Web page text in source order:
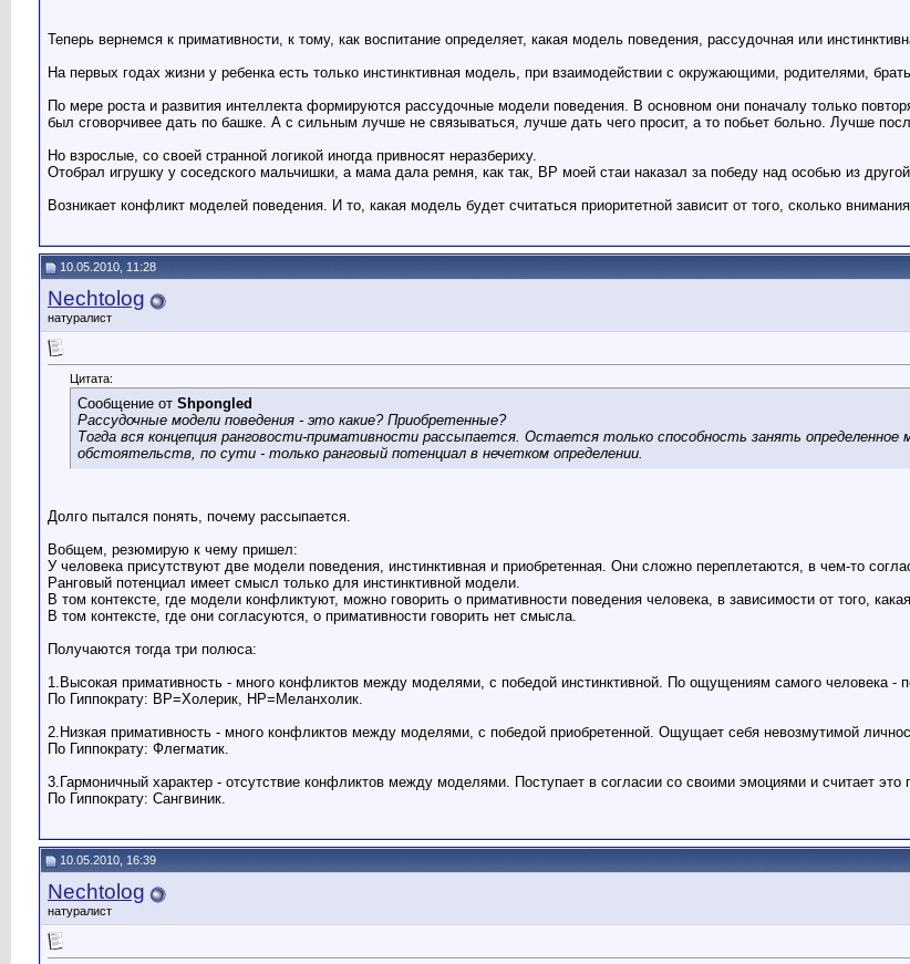
Теперь вернемся к примативности, к тому, как воспитание определяет, какая модель поведения, рассудочная или
На первых годах жизни у ребенка есть только инстинктивная модель, при взаимодействии с окружающими, родителями,
По мере роста и развития интеллекта формируются рассудочные модели поведения. В основном они поначалу только
был сговорчивее дать по башке. А с сильным лучше не связываться, лучше дать чего просит, а то побьет больно. Лучше
Но взрослые, со своей странной логикой иногда привносят неразбериху.
Отобрал игрушку у соседского мальчишки, а мама дала ремня, как так, ВР моей стаи наказал за победу над особью из
Возникает конфликт моделей поведения. И то, какая модель будет считаться приоритетной зависит от того, сколько
10.05.2010, 11:28
Nechtolog
натуралист
Цитата:
Сообщение от Shpongled
Рассудочные модели поведения - это какие? Приобретенные?
Тогда вся концепция ранговости-примативности рассыпается. Остается только способность занять
обстоятельств, по сути - только ранговый потенциал в нечетком определении.
Долго пытался понять, почему рассыпается.
Вобщем, резюмирую к чему пришел:
У человека присутствуют две модели поведения, инстинктивная и приобретенная. Они сложно переплетаются, в чем-то
Ранговый потенциал имеет смысл только для инстинктивной модели.
В том контексте, где модели конфликтуют, можно говорить о примативности поведения человека, в зависимости от того,
В том контексте, где они согласуются, о примативности говорить нет смысла.
Получаются тогда три полюса:
1.Высокая примативность - много конфликтов между моделями, с победой инстинктивной. По ощущениям самого человека -
По Гиппократу: ВР=Холерик, НР=Меланхолик.
2.Низкая примативность - много конфликтов между моделями, с победой приобретенной. Ощущает себя невозмутимой
По Гиппократу: Флегматик.
3.Гармоничный характер - отсутствие конфликтов между моделями. Поступает в согласии со своими эмоциями и считает это
По Гиппократу: Сангвиник.
10.05.2010, 16:39
Nechtolog
натуралист